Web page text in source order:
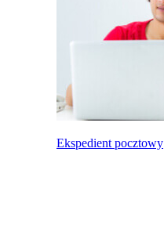
Ekspedient pocztowy